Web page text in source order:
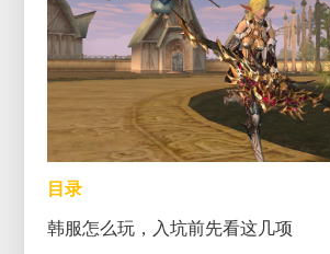
目录
韩服怎么玩，入坑前先看这几项